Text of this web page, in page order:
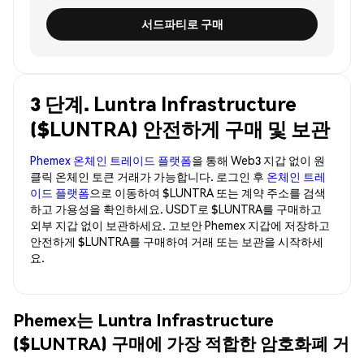
서드파티로 구매
3 단계. Luntra Infrastructure
($LUNTRA) 안전하게 구매 및 보관
Phemex 온체인 트레이드 플랫폼을 통해 Web3 지갑 없이 원
클릭 온체인 토큰 거래가 가능합니다. 로그인 후 온체인 트레
이드 플랫폼으로 이동하여 $LUNTRA 또는 계약 주소를 검색
하고 가용성을 확인하세요. USDT로 $LUNTRA를 구매하고
외부 지갑 없이 보관하세요. 고보안 Phemex 지갑에 저장하고
안전하게 $LUNTRA를 구매하여 거래 또는 보관을 시작하세
요.
Phemex는 Luntra Infrastructure
($LUNTRA) 구매에 가장 적합한 암호화폐 거